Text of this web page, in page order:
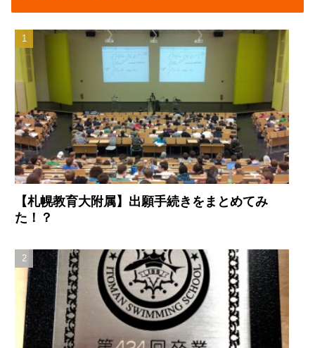
【札幌教育大附属】出願手続きをまとめてみ
た！？